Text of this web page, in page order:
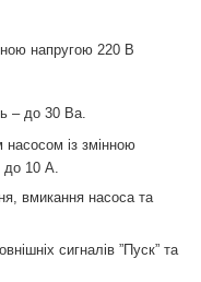
напругою 220 В
– до 30 Ва.
із змінною
10 А.
вмикання насоса та
сигналів ”Пуск” та